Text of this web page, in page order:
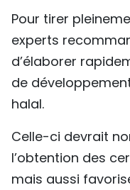
Pour tirer
experts
d’élaborer
de
halal.
Celle-ci devrait
l’obtention des
mais aussi